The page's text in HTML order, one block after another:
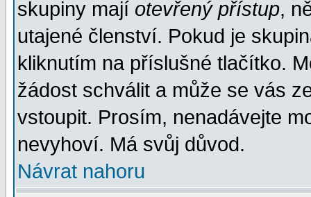
skupiny mají otevřený přístup,
utajené členství. Pokud je
kliknutím na příslušné tlačítko.
žádost schválit a může se vás
vstoupit. Prosím, nenadávejte
nevyhoví. Má svůj důvod.
Návrat nahoru